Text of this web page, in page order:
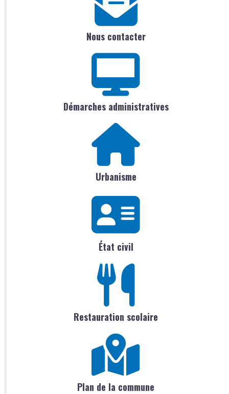
Nous contacter
Démarches administratives
Urbanisme
État civil
Restauration scolaire
Plan de la commune